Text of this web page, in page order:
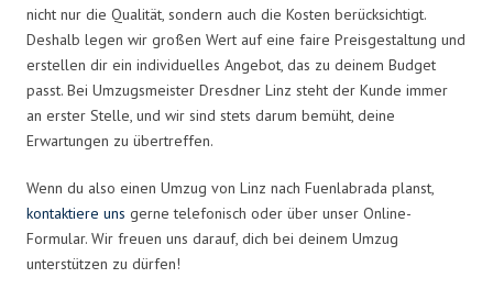
nicht nur die Qualität, sondern auch die Kosten berücksichtigt.
Deshalb legen wir großen Wert auf eine faire Preisgestaltung und
erstellen dir ein individuelles Angebot, das zu deinem Budget
passt. Bei Umzugsmeister Dresdner Linz steht der Kunde immer
an erster Stelle, und wir sind stets darum bemüht, deine
Erwartungen zu übertreffen.
Wenn du also einen Umzug von Linz nach Fuenlabrada planst,
kontaktiere uns gerne telefonisch oder über unser Online-
Formular. Wir freuen uns darauf, dich bei deinem Umzug
unterstützen zu dürfen!